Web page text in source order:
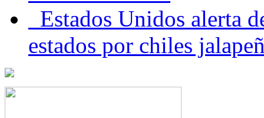
Estados Unidos alerta
estados por chiles